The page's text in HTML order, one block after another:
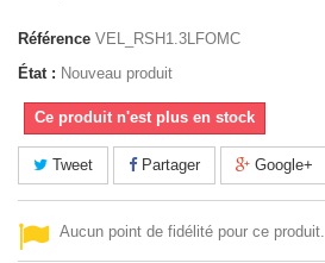
Référence VEL_RSH1.3LFOMC
État : Nouveau produit
Ce produit n'est plus en stock
Tweet Partager Google+
Aucun point de fidélité pour ce produit.